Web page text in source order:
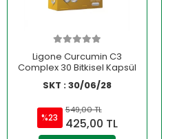
Ligone Curcumin C3
Complex 30 Bitkisel Kapsül
SKT : 30/06/28
%23
549,00 TL
425,00 TL